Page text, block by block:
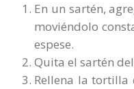
En un sartén,
moviéndolo
espese.
Quita el sartén
Rellena la tortilla